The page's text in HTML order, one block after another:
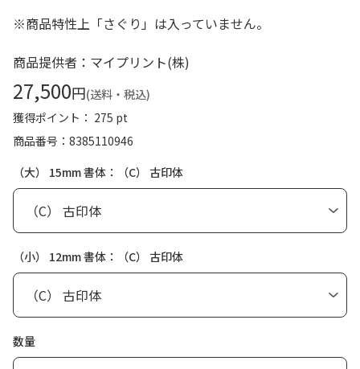
※商品特性上「さぐり」は入っていません。
商品提供者：マイプリント(株)
27,500円(送料・税込)
獲得ポイント： 275 pt
商品番号
8385110946
（大） 15mm 書体：（C） 古印体
（小） 12mm 書体：（C） 古印体
数量